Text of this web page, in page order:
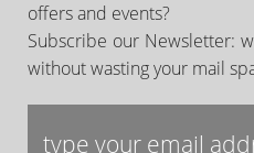
offers and events?
Subscribe our Newsletter:
without wasting your mail